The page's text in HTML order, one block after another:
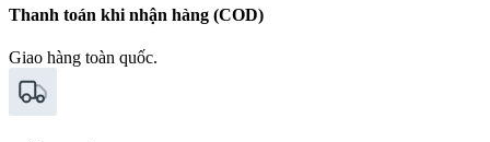
Thanh toán khi nhận hàng (COD)
Giao hàng toàn quốc.